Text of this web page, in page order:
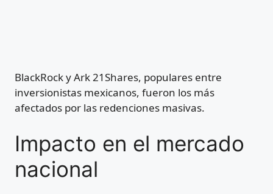
BlackRock y Ark 21Shares, populares entre
inversionistas mexicanos, fueron los más
afectados por las redenciones masivas.
Impacto en el mercado
nacional